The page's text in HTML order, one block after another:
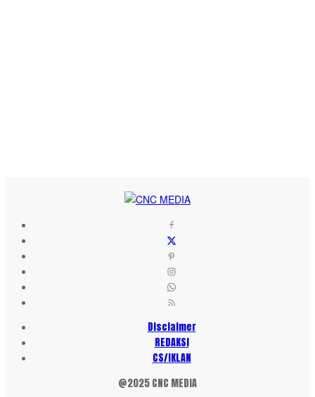
Disclaimer
REDAKSI
CS/IKLAN
@2025 CNC MEDIA